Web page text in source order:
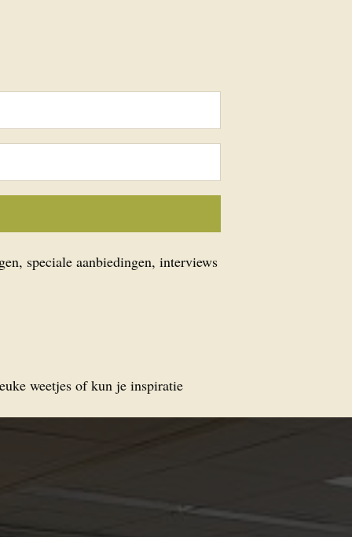
speciale aanbiedingen, interviews
weetjes of kun je inspiratie